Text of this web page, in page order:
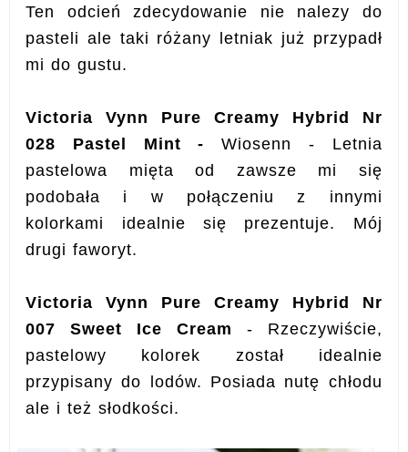
Ten odcień zdecydowanie nie nalezy do
pasteli ale taki różany letniak już przypadł
mi do gustu.
Victoria Vynn Pure Creamy Hybrid Nr
028 Pastel Mint -Wiosenn - Letnia
pastelowa mięta od zawsze mi się
podobała i w połączeniu z innymi
kolorkami idealnie się prezentuje. Mój
drugi faworyt.
Victoria Vynn Pure Creamy Hybrid Nr
007 Sweet Ice Cream - Rzeczywiście,
pastelowy kolorek został idealnie
przypisany do lodów. Posiada nutę chłodu
ale i też słodkości.